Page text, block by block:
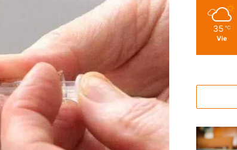
35 ℃
Vie